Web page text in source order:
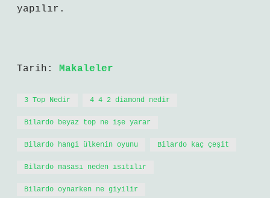
yapılır.
Tarih: Makaleler
3 Top Nedir 4 4 2 diamond nedir
Bilardo beyaz top ne işe yarar
Bilardo hangi ülkenin oyunu Bilardo kaç çeşit
Bilardo masası neden ısıtılır
Bilardo oynarken ne giyilir